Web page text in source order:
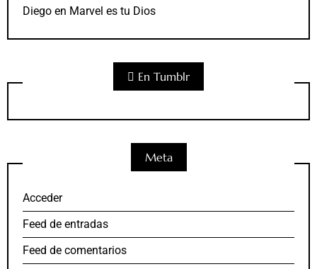
Diego en Marvel es tu Dios
En Tumblr
Meta
Acceder
Feed de entradas
Feed de comentarios